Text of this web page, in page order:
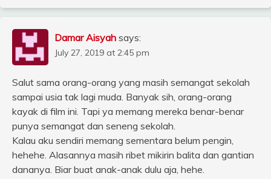
Damar Aisyah says:
July 27, 2019 at 2:45 pm
Salut sama orang-orang yang masih semangat sekolah
sampai usia tak lagi muda. Banyak sih, orang-orang
kayak di film ini. Tapi ya memang mereka benar-benar
punya semangat dan seneng sekolah.
Kalau aku sendiri memang sementara belum pengin,
hehehe. Alasannya masih ribet mikirin balita dan gantian
dananya. Biar buat anak-anak dulu aja, hehe.